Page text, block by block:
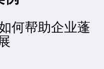
何帮助企业蓬